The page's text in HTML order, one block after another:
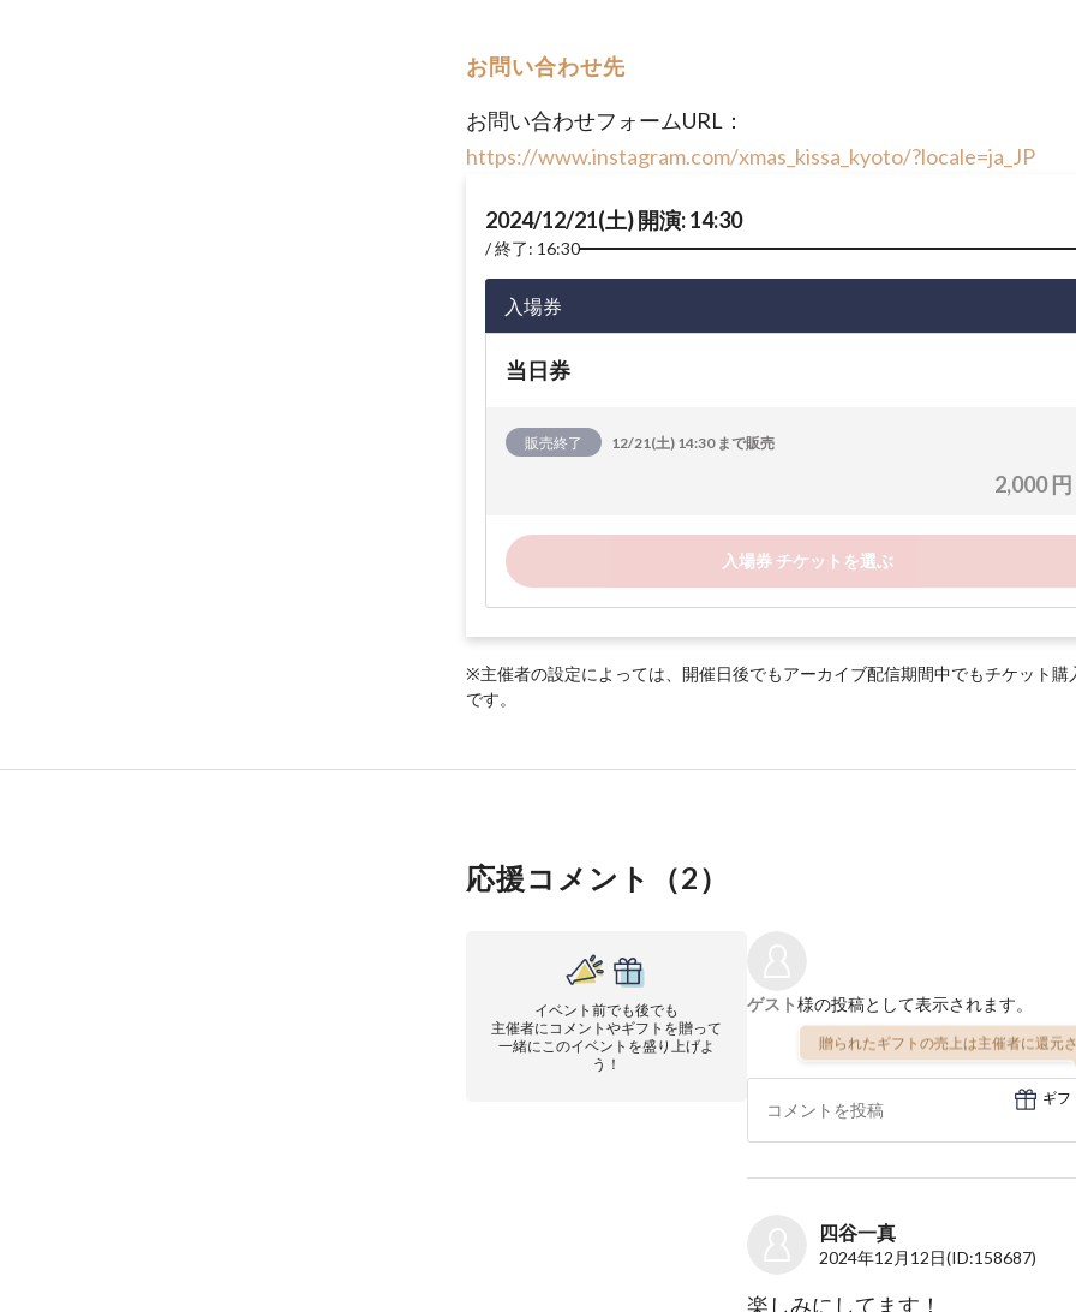
お問い合わせ先
お問い合わせフォームURL：
https://www.instagram.com/xmas_kissa_kyoto/?locale=ja_JP
2024/12/21(土) 開演: 14:30
終了: 16:30
入場券
当日券
販売終了 12/21(土) 14:30 まで販売
2,000 円
入場券 チケットを選ぶ
※主催者の設定によっては、開催日後でもアーカイブ配信期間中でもチケット購
です。
応援コメント（2）
イベント前でも後でも
主催者にコメントやギフトを贈って
一緒にこのイベントを盛り上げよ
う！
ゲスト様の投稿として表示されます。
贈られたギフトの売上は主催者に還元
ギフ
四谷一真
2024年12月12日(ID:158687)
楽しみにしてます！